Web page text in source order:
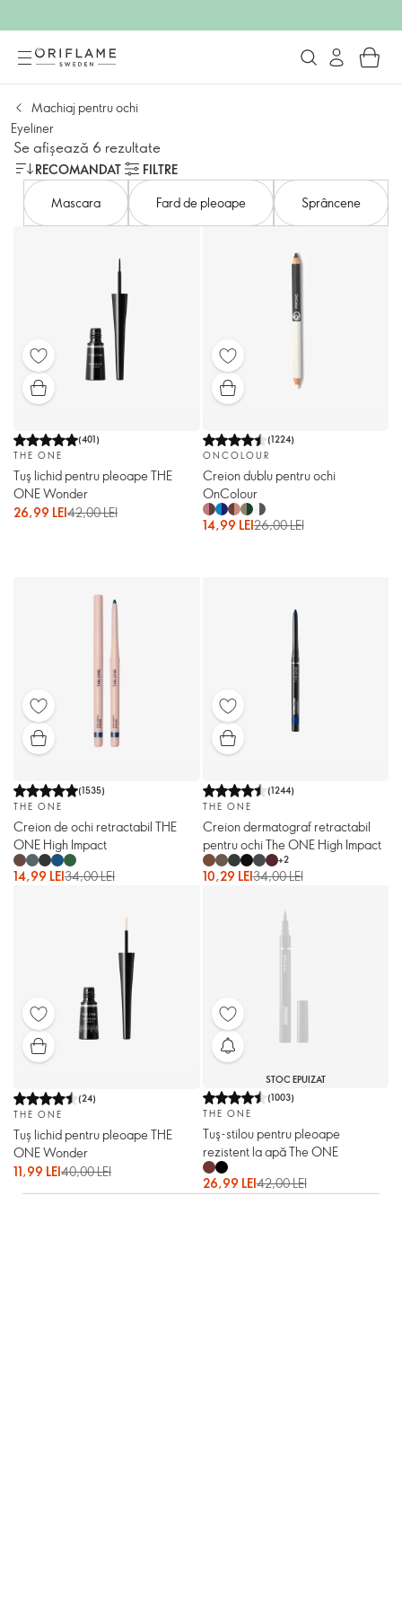
Machiaj pentru ochi
Eyeliner
Se afișează 6 rezultate
RECOMANDAT
FILTRE
Mascara
Fard de pleoape Sprâncene
(401)
THE ONE
Tuş lichid pentru pleoape THE
ONE Wonder
26,99 LEI42,00 LEI
(1224)
ONCOLOUR
Creion dublu pentru ochi
OnColour
14,99 LEI26,00 LEI
(1535)
THE ONE
Creion de ochi retractabil THE
ONE High Impact
14,99 LEI34,00 LEI
(1244)
THE ONE
Creion dermatograf retractabil
pentru ochi The ONE High Impact
+2
10,29 LEI34,00 LEI
(24)
THE ONE
Tuș lichid pentru pleoape THE
ONE Wonder
11,99 LEI40,00 LEI
STOC EPUIZAT
(1003)
THE ONE
Tuş-stilou pentru pleoape
rezistent la apă The ONE
26,99 LEI42,00 LEI